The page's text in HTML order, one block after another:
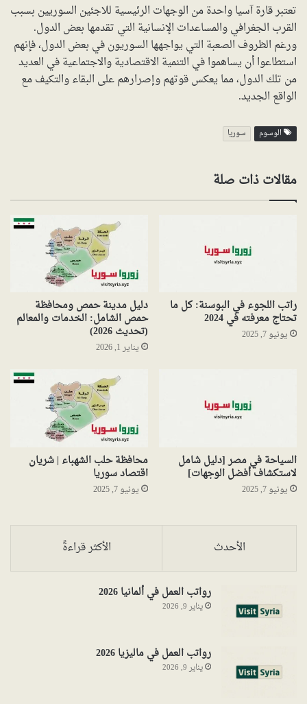
تعتبر قارة آسيا واحدة من الوجهات الرئيسية للاجئين السوريين بسبب
القرب الجغرافي والمساعدات الإنسانية التي تقدمها بعض الدول.
ورغم الظروف الصعبة التي يواجهها السوريون في بعض الدول، فإنهم
استطاعوا أن يساهموا في التنمية الاقتصادية والاجتماعية في العديد
من تلك الدول، مما يعكس قوتهم وإصرارهم على البقاء والتكيف مع
الواقع الجديد.
الوسوم سوريا
مقالات ذات صلة
راتب اللجوء في البوسنة: كل ما
تحتاج معرفته في 2024
يونيو 7, 2025
دليل مدينة حمص ومحافظة
حمص الشامل: الخدمات والمعالم
(تحديث 2026)
يناير 1, 2026
السياحة في مصر [دليل شامل
لاستكشاف أفضل الوجهات]
يونيو 7, 2025
محافظة حلب الشهباء | شريان
اقتصاد سوريا
يونيو 7, 2025
الأحدث الأكثر قراءةً
رواتب العمل في ألمانيا 2026
يناير 9, 2026
رواتب العمل في ماليزيا 2026
يناير 9, 2026